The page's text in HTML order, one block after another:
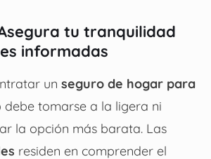
tu tranquilidad
informadas
un seguro de hogar para
debe tomarse a la ligera ni
la opción más barata. Las
residen en comprender el